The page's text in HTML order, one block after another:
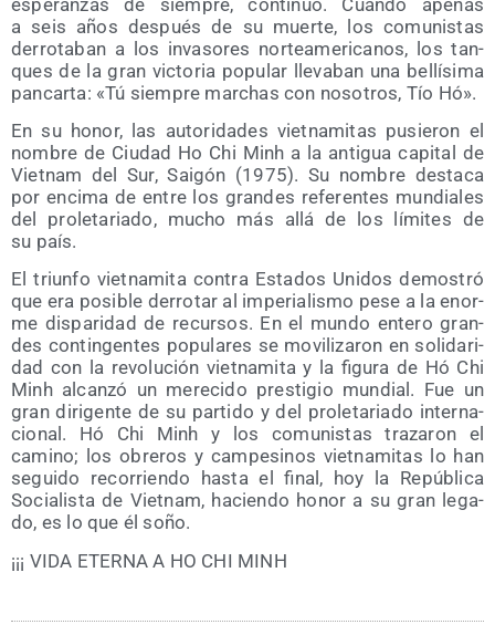
a seis años des­pués de su muer­te, los comu­nis­tas
derro­ta­ban a los inva­so­res nor­te­ame­ri­ca­nos, los tan­
ques de la gran vic­to­ria popu­lar lle­va­ban una bellí­si­ma
pan­car­ta: «Tú siem­pre mar­chas con noso­tros, Tío Hó».
En su honor, las auto­ri­da­des viet­na­mi­tas pusie­ron el
nom­bre de Ciu­dad Ho Chi Minh a la anti­gua capi­tal de
Viet­nam del Sur, Sai­gón (1975). Su nom­bre des­ta­ca
por enci­ma de entre los gran­des refe­ren­tes mun­dia­les
del pro­le­ta­ria­do, mucho más allá de los lími­tes de
su país.
El triun­fo viet­na­mi­ta con­tra Esta­dos Uni­dos demos­tró
que era posi­ble derro­tar al impe­ria­lis­mo pese a la enor­
me dis­pa­ri­dad de recur­sos. En el mun­do ente­ro gran­
des con­tin­gen­tes popu­la­res se movi­li­za­ron en soli­da­ri­
dad con la revo­lu­ción viet­na­mi­ta y la figu­ra de Hó Chi
Minh alcan­zó un mere­ci­do pres­ti­gio mun­dial. Fue un
gran diri­gen­te de su par­ti­do y del pro­le­ta­ria­do inter­na­
cio­nal. Hó Chi Minh y los comu­nis­tas tra­za­ron el
camino; los obre­ros y cam­pe­si­nos viet­na­mi­tas lo han
segui­do reco­rrien­do has­ta el final, hoy la Repú­bli­ca
Socia­lis­ta de Viet­nam, hacien­do honor a su gran lega­
do, es lo que él soño.
¡¡¡ VIDA ETERNA A HO CHI MINH